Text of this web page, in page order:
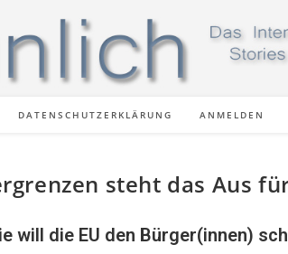
DATENSCHUTZERKLÄRUNG ANMELDEN
steht das Aus
will die EU den Bürger(innen)